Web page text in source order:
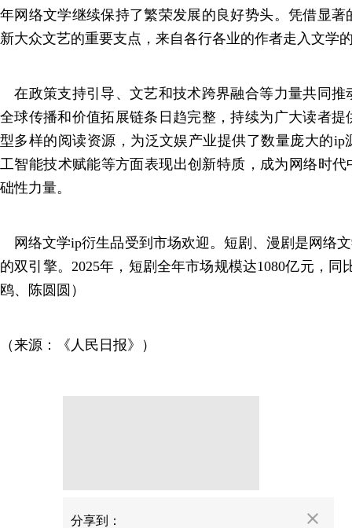
年网络文学继续保持了繁荣发展的良好势头。凭借显
新大众文艺的重要支点，来自各行各业的作者走入文学
在政策支持引导、文艺和技术跨界融合等力量共同推
全球传播和价值拓展链条日趋完整，持续为广大读者
型多样的阅读资源，为泛文娱产业提供了数量庞大的ip
工智能技术赋能等方面表现出创新特质，成为网络时代
础性力量。
网络文学ip衍生品受到市场欢迎。短剧、漫剧是网络
的双引擎。2025年，短剧全年市场规模达1080亿元，同
鸥、陈圆圆）
（来源：《人民日报》）
分享到：